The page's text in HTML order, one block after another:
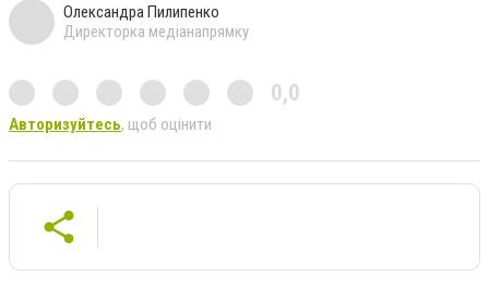
Олександра Пилипенко
Директорка медіанапрямку
0,0
Авторизуйтесь, щоб оцінити